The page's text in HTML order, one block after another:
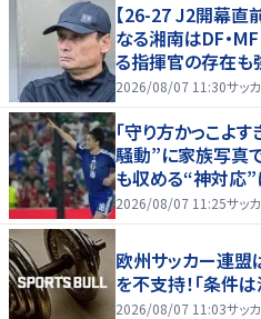
【26-27 J2開幕直
なる湘南はDF・
る指揮官の存在
2026/08/07 11:30サッ
｢守り方かっこよ
騒動”に家族写真
も収める“神対応”
もエール！
2026/08/07 11:25サッ
欧州サッカー連盟
を不支持！「条件
2026/08/07 11:03サッ